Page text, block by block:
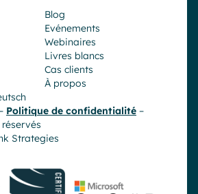
Blog
Evénements
Webinaires
Livres blancs
Cas clients
À propos
Politique de confidentialité –
Strategies